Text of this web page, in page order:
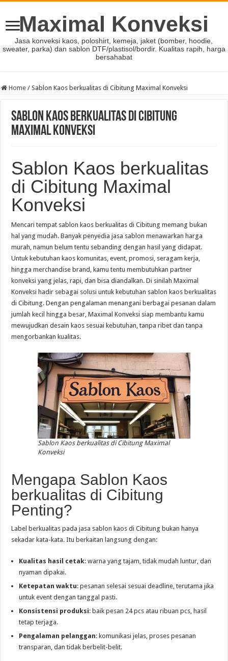
Maximal Konveksi
Jasa konveksi kaos, poloshirt, kemeja, jaket (bomber, hoodie,
sweater, parka) dan sablon DTF/plastisol/bordir. Kualitas rapih, harga
bersahabat
Home / Sablon Kaos berkualitas di Cibitung Maximal Konveksi
Sablon Kaos berkualitas di Cibitung
Maximal Konveksi
Sablon Kaos berkualitas
di Cibitung Maximal
Konveksi
Mencari tempat sablon kaos berkualitas di Cibitung memang bukan
hal yang mudah. Banyak penyedia jasa sablon menawarkan harga
murah, namun belum tentu sebanding dengan hasil yang didapat.
Untuk kebutuhan kaos komunitas, event, promosi, seragam kerja,
hingga merchandise brand, kamu tentu membutuhkan partner
konveksi yang jelas, rapi, dan bisa diandalkan. Di sinilah Maximal
Konveksi hadir sebagai solusi untuk kebutuhan sablon kaos berkualitas
di Cibitung. Dengan pengalaman menangani berbagai pesanan dalam
jumlah kecil hingga besar, Maximal Konveksi siap membantu kamu
mewujudkan desain kaos sesuai kebutuhan, tanpa ribet dan tanpa
mengorbankan kualitas.
Sablon Kaos berkualitas di Cibitung Maximal
Konveksi
Mengapa Sablon Kaos
berkualitas di Cibitung
Penting?
Label berkualitas pada jasa sablon kaos di Cibitung bukan hanya
sekadar kata-kata. Itu berkaitan langsung dengan:
Kualitas hasil cetak: warna yang tajam, tidak mudah luntur, dan
nyaman dipakai.
Ketepatan waktu: pesanan selesai sesuai deadline, terutama jika
untuk event dengan tanggal pasti.
Konsistensi produksi: baik pesan 24 pcs atau ribuan pcs, hasil
tetap terjaga.
Pengalaman pelanggan: komunikasi jelas, proses pesanan
transparan, dan tidak berbelit-belit.